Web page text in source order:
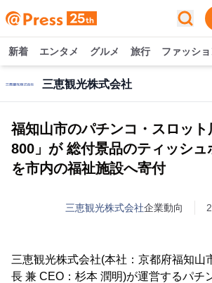
新着 エンタメ グルメ 旅行 ファッシ
三恵観光株式会社
福知山市のパチンコ・スロット
800」が 総付景品のティッシュ
を市内の福祉施設へ寄付
三恵観光株式会社企業動向
三恵観光株式会社(本社：京都府福知山
長 兼 CEO：杉本 潤明)が運営するパチ